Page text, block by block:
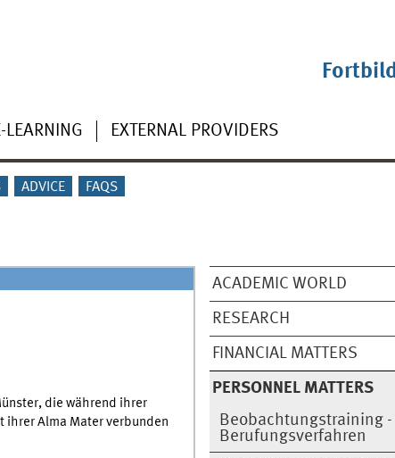
LEARNING EXTERNAL PROVIDERS
ADVICE FAQS
ACADEMIC WORLD
RESEARCH
FINANCIAL MATTERS
PERSONNEL MATTERS
Beobachtungstraining -
Berufungsverfahren
die während ihrer
ihrer Alma Mater verbunden